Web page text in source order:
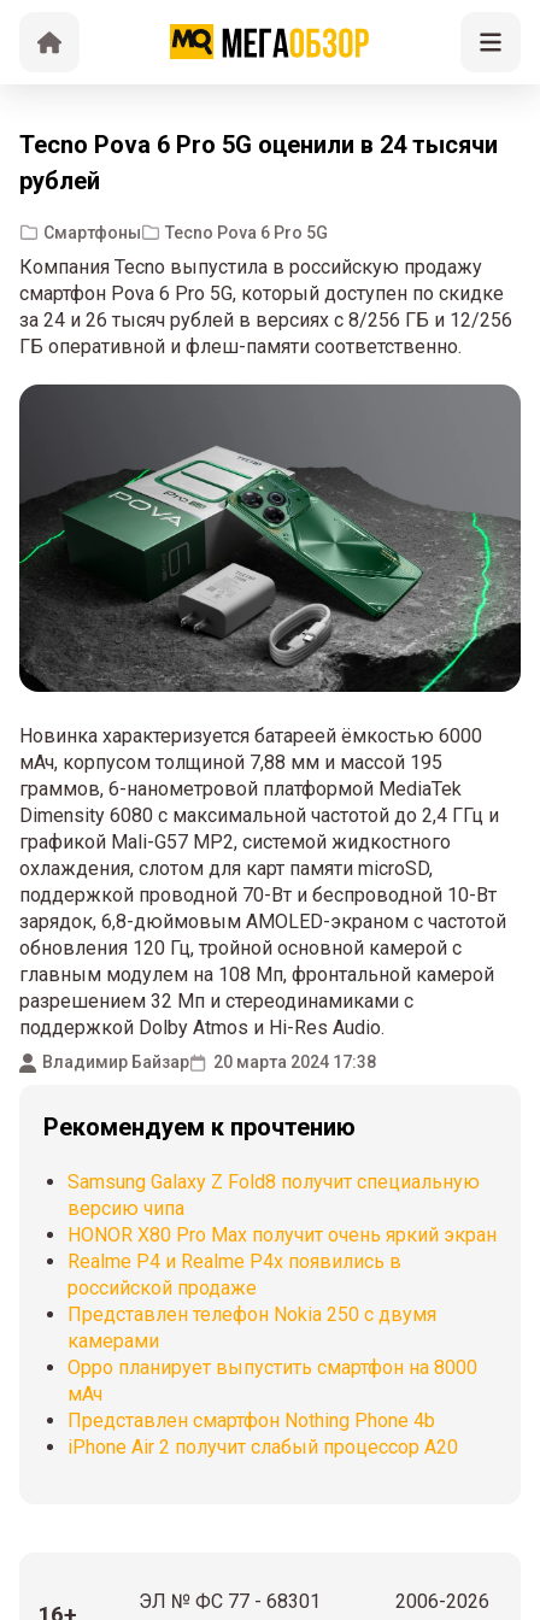
Tecno Pova 6 Pro 5G оценили в 24 тысячи
рублей
Смартфоны Tecno Pova 6 Pro 5G
Компания Tecno выпустила в российскую продажу
смартфон Pova 6 Pro 5G, который доступен по скидке
за 24 и 26 тысяч рублей в версиях с 8/256 ГБ и 12/256
ГБ оперативной и флеш-памяти соответственно.
Новинка характеризуется батареей ёмкостью 6000
мАч, корпусом толщиной 7,88 мм и массой 195
граммов, 6-нанометровой платформой MediaTek
Dimensity 6080 с максимальной частотой до 2,4 ГГц и
графикой Mali-G57 MP2, системой жидкостного
охлаждения, слотом для карт памяти microSD,
поддержкой проводной 70-Вт и беспроводной 10-Вт
зарядок, 6,8-дюймовым AMOLED-экраном с частотой
обновления 120 Гц, тройной основной камерой с
главным модулем на 108 Мп, фронтальной камерой
разрешением 32 Мп и стереодинамиками с
поддержкой Dolby Atmos и Hi-Res Audio.
Владимир Байзар 20 марта 2024 17:38
Рекомендуем к прочтению
Samsung Galaxy Z Fold8 получит специальную
версию чипа
HONOR X80 Pro Max получит очень яркий экран
Realme P4 и Realme P4x появились в
российской продаже
Представлен телефон Nokia 250 с двумя
камерами
Oppo планирует выпустить смартфон на 8000
мАч
Представлен смартфон Nothing Phone 4b
iPhone Air 2 получит слабый процессор A20
16+
ЭЛ № ФС 77 - 68301
2006-2026